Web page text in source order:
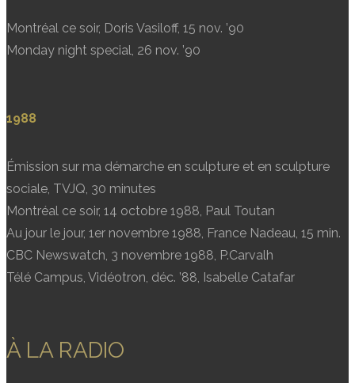
Montréal ce soir, Doris Vasiloff, 15 nov. ’90
Monday night special, 26 nov. ’90
1988
Émission sur ma démarche en sculpture et en sculpture
sociale, TVJQ, 30 minutes
Montréal ce soir, 14 octobre 1988, Paul Toutan
Au jour le jour, 1er novembre 1988, France Nadeau, 15 min.
CBC Newswatch, 3 novembre 1988, P.Carvalh
Télé Campus, Vidéotron, déc. ’88, Isabelle Catafar
À LA RADIO